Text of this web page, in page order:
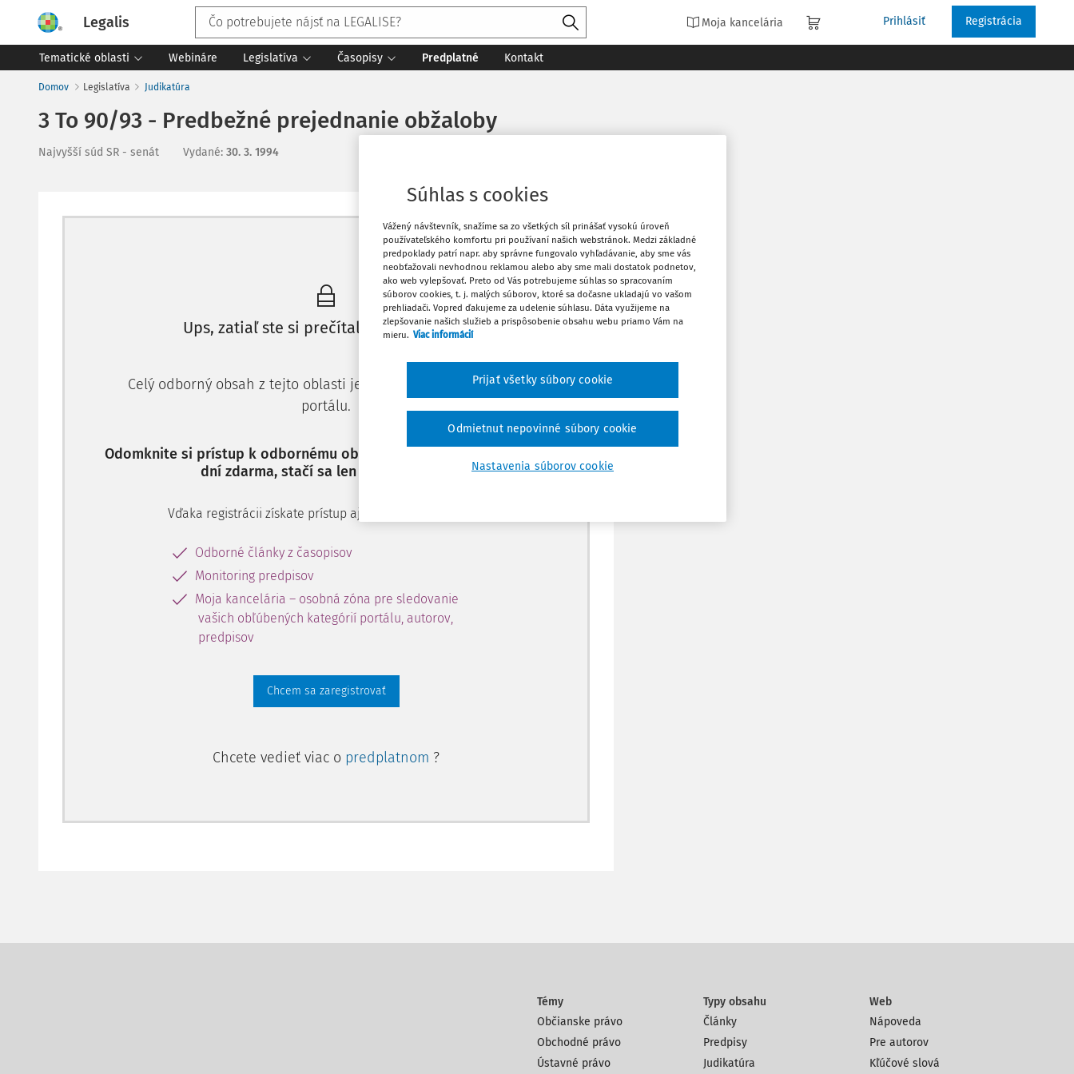
Legalis Moja kancelária Prihlásiť Registrácia
Tematické oblasti Webináre Legislatíva Časopisy Predplatné Kontakt
Domov Legislatíva Judikatúra
3 To 90/93 - Predbežné prejednanie obžaloby
Najvyšší súd SR - senát Vydané: 30. 3. 1994
Máte predplatné? Prihláste sa
Ups, zatiaľ ste si prečítali len začiatok...
Celý odborný obsah z tejto oblasti je dostupný predplatiteľom
portálu.
Odomknite si prístup k odbornému obsahu a získajte prístup na 10
dní zdarma, stačí sa len zaregistrovať.
Vďaka registrácii získate prístup aj k vybranému obsahu:
Odborné články z časopisov
Monitoring predpisov
Moja kancelária – osobná zóna pre sledovanie
vašich obľúbených kategórií portálu, autorov,
predpisov
Chcem sa zaregistrovať
Chcete vedieť viac o predplatnom ?
Vytlačiť
Obľúbené
Stiahnuť
Témy
Občianske právo
Obchodné právo
Ústavné právo
Typy obsahu
Články
Predpisy
Judikatúra
Web
Nápoveda
Pre autorov
Kľúčové slová
Súhlas s cookies
Vážený návštevník, snažíme sa zo všetkých síl prinášať vysokú úroveň
používateľského komfortu pri používaní našich webstránok. Medzi základné
predpoklady patrí napr. aby správne fungovalo vyhľadávanie, aby sme vás
neobťažovali nevhodnou reklamou alebo aby sme mali dostatok podnetov,
ako web vylepšovať. Preto od Vás potrebujeme súhlas so spracovaním
súborov cookies, t. j. malých súborov, ktoré sa dočasne ukladajú vo vašom
prehliadači. Vopred ďakujeme za udelenie súhlasu. Dáta využijeme na
zlepšovanie našich služieb a prispôsobenie obsahu webu priamo Vám na
mieru. Viac informácií
Nastavenia súborov cookie
Odmietnut nepovinné súbory cookie
Prijať všetky súbory cookie